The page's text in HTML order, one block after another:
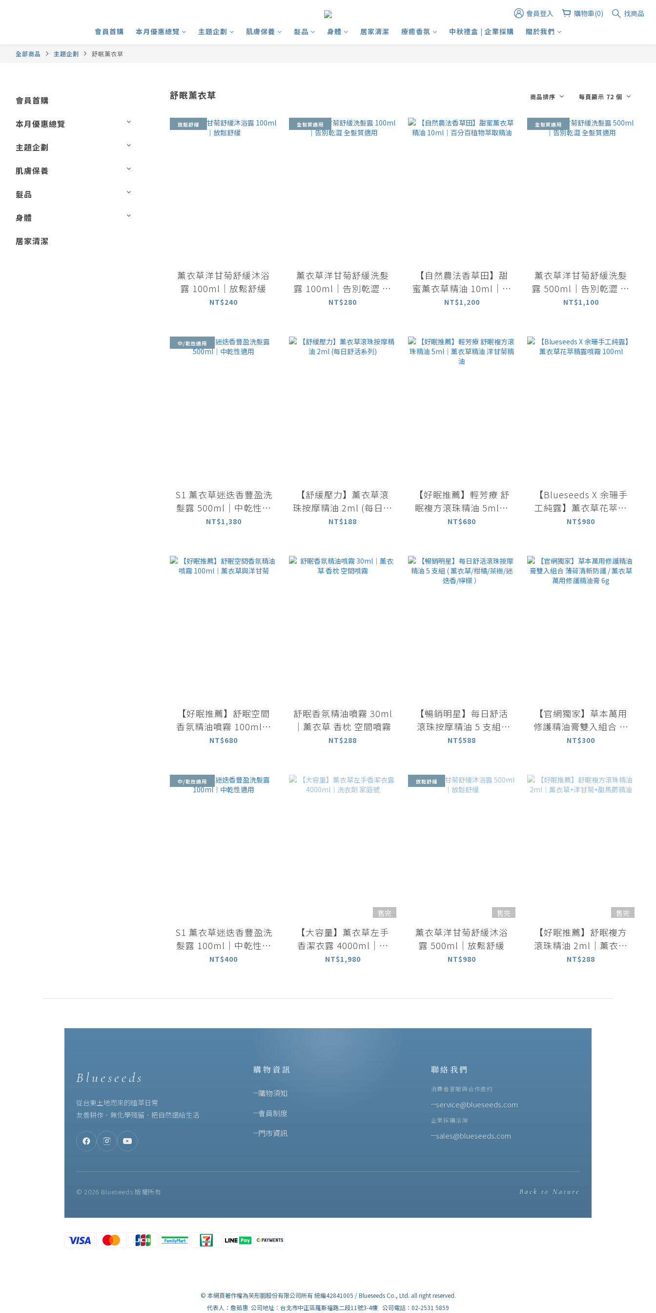
會員登入 購物車(0)
找商品
會員首購
本月優惠總覽 主題企劃 肌膚保養 髮品 身體 居家清潔 療癒香氛 中秋禮盒 | 企業採購 關於我們
全部商品 主題企劃 舒眠薰衣草
會員首購
本月優惠總覽
主題企劃
肌膚保養
髮品
身體
居家清潔
舒眠薰衣草 商品排序 每頁顯示 72 個
放鬆舒緩
薰衣草洋甘菊舒緩沐浴
露 100ml｜放鬆舒緩
NT$240
全髮質適用
薰衣草洋甘菊舒緩洗髮
露 100ml｜告別乾澀 全
髮質適用
NT$280
【自然農法香草田】甜
蜜薰衣草精油 10ml｜百
分百植物萃取精油
NT$1,200
全髮質適用
薰衣草洋甘菊舒緩洗髮
露 500ml｜告別乾澀 全
髮質適用
NT$1,100
中/乾性適用
S1 薰衣草迷迭香豐盈洗
髮露 500ml｜中乾性適
用
NT$1,380
【舒緩壓力】薰衣草滾
珠按摩精油 2ml (每日舒
活系列)
NT$188
【好眠推薦】輕芳療 舒
眠複方滾珠精油 5ml｜
薰衣草精油 洋甘菊精油
NT$680
【Blueseeds X 余珊手
工純露】薰衣草花萃精
露噴霧 100ml
NT$980
【好眠推薦】舒眠空間
香氛精油噴霧 100ml｜
薰衣草與洋甘菊
NT$680
舒眠香氛精油噴霧 30ml
｜薰衣草 香枕 空間噴霧
NT$288
【暢銷明星】每日舒活
滾珠按摩精油 5 支組 (
薰衣草/柑橘/茶樹/迷迭
NT$588
【官網獨家】草本萬用
修護精油膏雙入組合 薄
荷清新防護 / 薰衣草萬
NT$300
中/乾性適用
S1 薰衣草迷迭香豐盈洗
髮露 100ml｜中乾性適
用
NT$400
售完
【大容量】薰衣草左手
香潔衣露 4000ml｜洗
衣劑 家庭號
NT$1,980
放鬆舒緩
售完
薰衣草洋甘菊舒緩沐浴
露 500ml｜放鬆舒緩
NT$980
售完
【好眠推薦】舒眠複方
滾珠精油 2ml｜薰衣草
+洋甘菊+甜馬鬱精油
NT$288
Blueseeds
從台東土地而來的植萃日常
友善耕作．無化學殘留．把自然還給生活
購物資訊
購物須知
會員制度
門市資訊
聯絡我們
消費者客服與合作邀約
service@blueseeds.com
企業採購洽詢
sales@blueseeds.com
© 2026 Blueseeds 版權所有 Back to Nature
© 本網頁著作權為芙彤園股份有限公司所有 統編42841005 / Blueseeds Co., Ltd. all right reserved.
代表人：詹茹惠 公司地址：台北市中正區羅斯福路二段11號3-4樓 公司電話：02-2531 5859